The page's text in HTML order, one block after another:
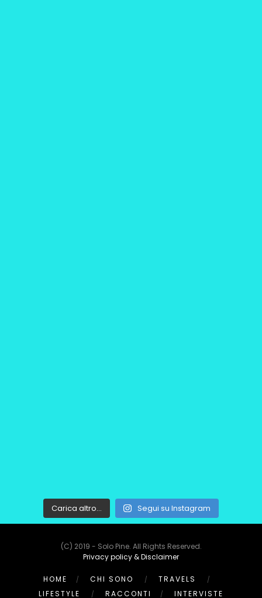
Carica altro… Segui su Instagram
(C) 2019 - Solo Pine. All Rights Reserved.
Privacy policy & Disclaimer
HOME CHI SONO
TRAVELS
LIFESTYLE
RACCONTI INTERVISTE